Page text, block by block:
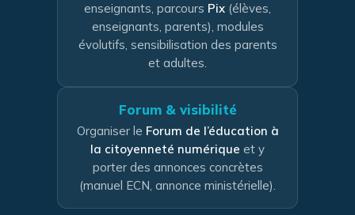
enseignants, parcours Pix (élèves,
enseignants, parents), modules
évolutifs, sensibilisation des parents
et adultes.
Forum & visibilité
Organiser le Forum de l’éducation à
la citoyenneté numérique et y
porter des annonces concrètes
(manuel ECN, annonce ministérielle).